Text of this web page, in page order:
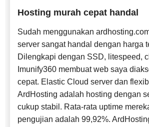
Hosting murah cepat handal
Sudah menggunakan
server sangat handal dengan harga
Dilengkapi dengan SSD, litespeed,
Imunify360 membuat web saya
cepat. Elastic Cloud server dan
ArdHosting adalah hosting dengan
cukup stabil. Rata-rata uptime
pengujian adalah 99,92%.